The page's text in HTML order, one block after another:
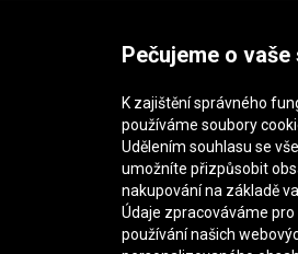
Pečujeme o
K zajištění správného
používáme soubory
Udělením souhlasu se
umožníte přizpůsobit
nakupování na základě
Údaje zpracováváme pro
používání našich